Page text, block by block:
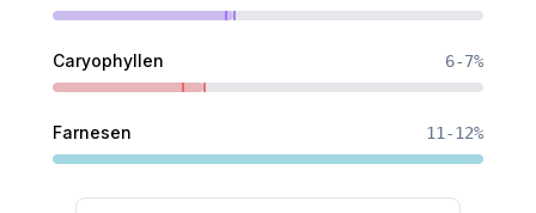
Caryophyllen 6-7%
Farnesen 11-12%